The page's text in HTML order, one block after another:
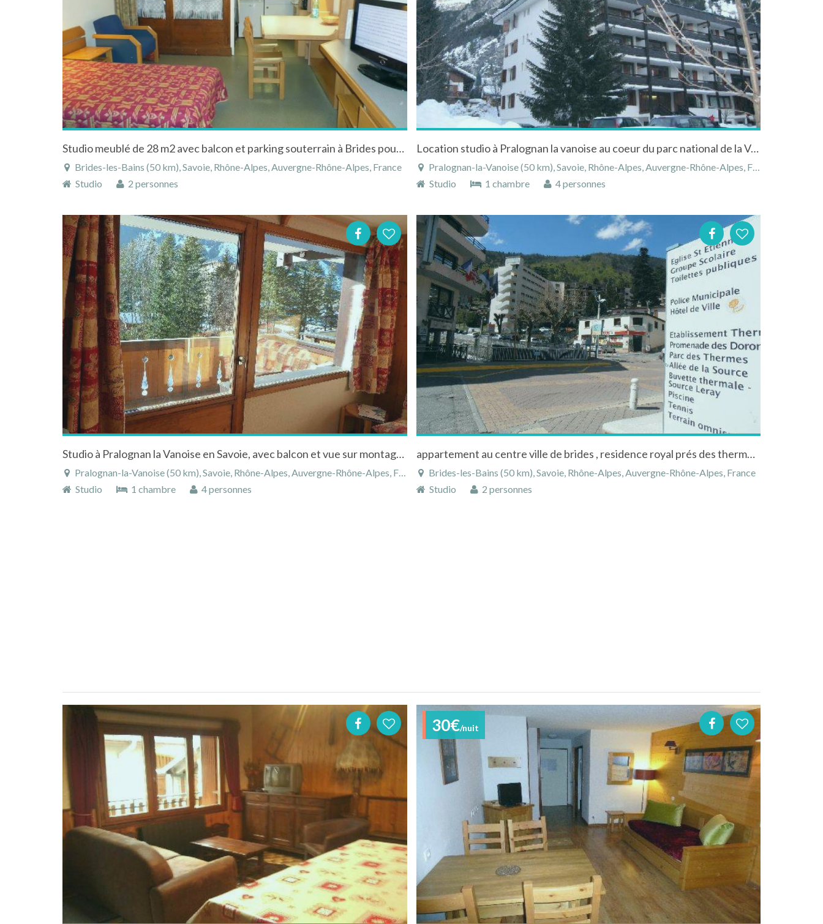
Studio meublé de 28 m2 avec balcon et parking souterrain à Brides pour curiste
Brides-les-Bains (50 km), Savoie, Rhône-Alpes, Auvergne-Rhône-Alpes, France
Studio
2 personnes
Location studio à Pralognan la vanoise au coeur du parc national de la Vanoise
Pralognan-la-Vanoise (50 km), Savoie, Rhône-Alpes, Auvergne-Rhône-Alpes, France
Studio
1 chambre 4 personnes
Studio à Pralognan la Vanoise en Savoie, avec balcon et vue sur montagnes
Pralognan-la-Vanoise (50 km), Savoie, Rhône-Alpes, Auvergne-Rhône-Alpes, France
Studio
1 chambre 4 personnes
appartement au centre ville de brides , residence royal prés des thermes et du télécabine del'olympe
Brides-les-Bains (50 km), Savoie, Rhône-Alpes, Auvergne-Rhône-Alpes, France
Studio
2 personnes
30€/nuit